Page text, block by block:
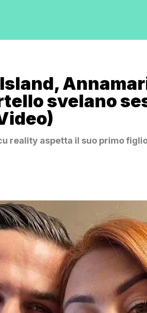
svelano
reality aspetta il suo primo